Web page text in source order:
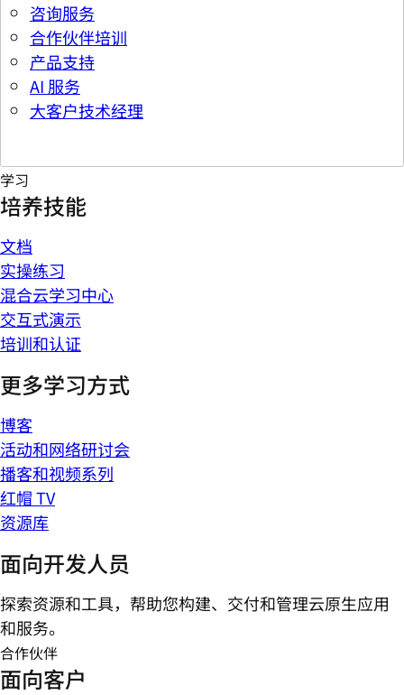
咨询服务
合作伙伴培训
产品支持
AI 服务
大客户技术经理
学习
培养技能
文档
实操练习
混合云学习中心
交互式演示
培训和认证
更多学习方式
博客
活动和网络研讨会
播客和视频系列
红帽 TV
资源库
面向开发人员
探索资源和工具，帮助您构建、交付和管理云原生应用
和服务。
合作伙伴
面向客户